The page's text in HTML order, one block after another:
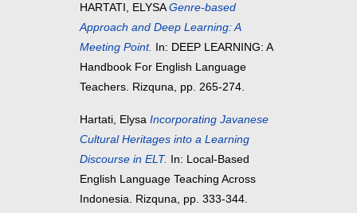
HARTATI, ELYSA Genre-based
Approach and Deep Learning: A
Meeting Point. In: DEEP LEARNING: A
Handbook For English Language
Teachers. Rizquna, pp. 265-274.
Hartati, Elysa Incorporating Javanese
Cultural Heritages into a Learning
Discourse in ELT. In: Local-Based
English Language Teaching Across
Indonesia. Rizquna, pp. 333-344.